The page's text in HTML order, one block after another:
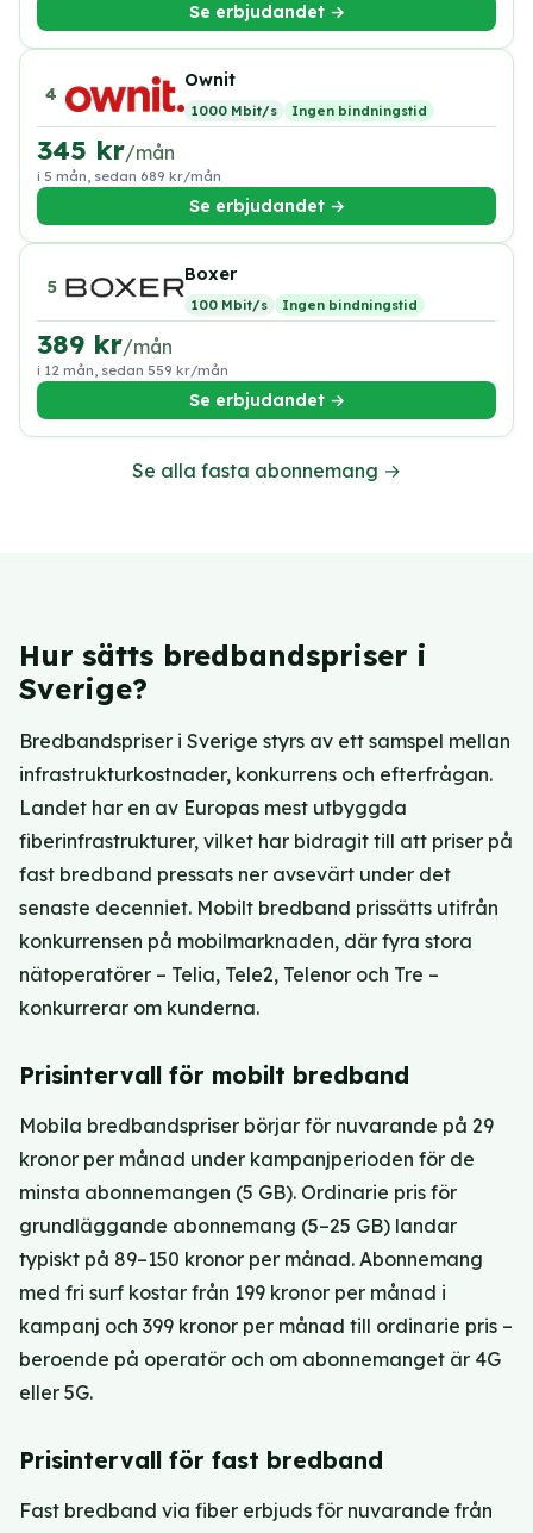
Se erbjudandet →
4
Ownit
1000 Mbit/s Ingen bindningstid
345 kr/mån
i 5 mån, sedan 689 kr/mån
Se erbjudandet →
5
Boxer
100 Mbit/s Ingen bindningstid
389 kr/mån
i 12 mån, sedan 559 kr/mån
Se erbjudandet →
Se alla fasta abonnemang →
Hur sätts bredbandspriser i
Sverige?
Bredbandspriser i Sverige styrs av ett samspel mellan
infrastrukturkostnader, konkurrens och efterfrågan.
Landet har en av Europas mest utbyggda
fiberinfrastrukturer, vilket har bidragit till att priser på
fast bredband pressats ner avsevärt under det
senaste decenniet. Mobilt bredband prissätts utifrån
konkurrensen på mobilmarknaden, där fyra stora
nätoperatörer – Telia, Tele2, Telenor och Tre –
konkurrerar om kunderna.
Prisintervall för mobilt bredband
Mobila bredbandspriser börjar för nuvarande på 29
kronor per månad under kampanjperioden för de
minsta abonnemangen (5 GB). Ordinarie pris för
grundläggande abonnemang (5–25 GB) landar
typiskt på 89–150 kronor per månad. Abonnemang
med fri surf kostar från 199 kronor per månad i
kampanj och 399 kronor per månad till ordinarie pris –
beroende på operatör och om abonnemanget är 4G
eller 5G.
Prisintervall för fast bredband
Fast bredband via fiber erbjuds för nuvarande från